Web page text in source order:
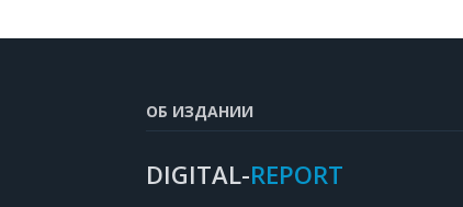
ОБ ИЗДАНИИ
DIGITAL-REPORT